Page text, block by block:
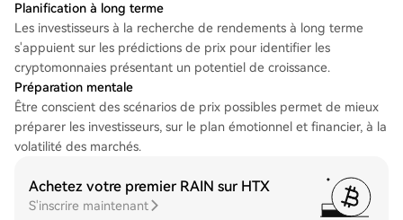
Planification à long terme
Les investisseurs à la recherche de rendements à long terme
s'appuient sur les prédictions de prix pour identifier les
cryptomonnaies présentant un potentiel de croissance.
Préparation mentale
Être conscient des scénarios de prix possibles permet de mieux
préparer les investisseurs, sur le plan émotionnel et financier, à la
volatilité des marchés.
Achetez votre premier RAIN sur HTX
S'inscrire maintenant